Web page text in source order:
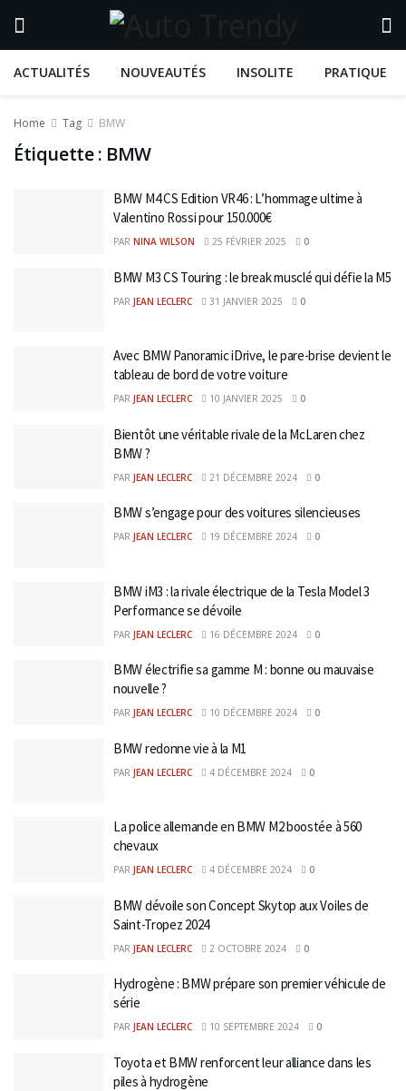
ACTUALITÉS NOUVEAUTÉS INSOLITE PRATIQUE
Home Tag BMW
Étiquette : BMW
BMW M4 CS Edition VR46 : L’hommage ultime à
Valentino Rossi pour 150.000€
PAR NINA WILSON 25 FÉVRIER 2025 0
BMW M3 CS Touring : le break musclé qui défie la M5
PAR JEAN LECLERC 31 JANVIER 2025 0
Avec BMW Panoramic iDrive, le pare-brise devient le
tableau de bord de votre voiture
PAR JEAN LECLERC 10 JANVIER 2025 0
Bientôt une véritable rivale de la McLaren chez
BMW ?
PAR JEAN LECLERC 21 DÉCEMBRE 2024 0
BMW s’engage pour des voitures silencieuses
PAR JEAN LECLERC 19 DÉCEMBRE 2024 0
BMW iM3 : la rivale électrique de la Tesla Model 3
Performance se dévoile
PAR JEAN LECLERC 16 DÉCEMBRE 2024 0
BMW électrifie sa gamme M : bonne ou mauvaise
nouvelle ?
PAR JEAN LECLERC 10 DÉCEMBRE 2024 0
BMW redonne vie à la M1
PAR JEAN LECLERC 4 DÉCEMBRE 2024 0
La police allemande en BMW M2 boostée à 560
chevaux
PAR JEAN LECLERC 4 DÉCEMBRE 2024 0
BMW dévoile son Concept Skytop aux Voiles de
Saint-Tropez 2024
PAR JEAN LECLERC 2 OCTOBRE 2024 0
Hydrogène : BMW prépare son premier véhicule de
série
PAR JEAN LECLERC 10 SEPTEMBRE 2024 0
Toyota et BMW renforcent leur alliance dans les
piles à hydrogène